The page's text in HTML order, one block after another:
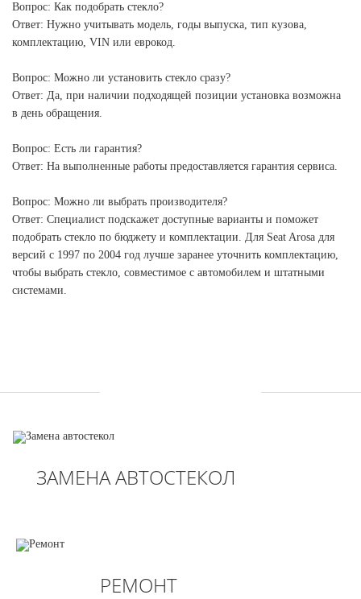
Вопрос: Как подобрать стекло?
Ответ: Нужно учитывать модель, годы выпуска, тип кузова,
комплектацию, VIN или еврокод.
Вопрос: Можно ли установить стекло сразу?
Ответ: Да, при наличии подходящей позиции установка возможна
в день обращения.
Вопрос: Есть ли гарантия?
Ответ: На выполненные работы предоставляется гарантия сервиса.
Вопрос: Можно ли выбрать производителя?
Ответ: Специалист подскажет доступные варианты и поможет
подобрать стекло по бюджету и комплектации. Для Seat Arosa для
версий с 1997 по 2004 год лучше заранее уточнить комплектацию,
чтобы выбрать стекло, совместимое с автомобилем и штатными
системами.
ЗАМЕНА АВТОСТЕКОЛ
РЕМОНТ